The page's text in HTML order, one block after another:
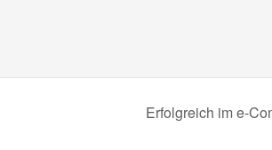
Erfolgreich im e-